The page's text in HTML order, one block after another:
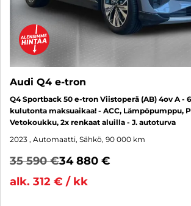
Audi Q4 e-tron
Q4 Sportback 50 e-tron Viistoperä (AB) 4ov A -
kulutonta maksuaikaa! - ACC, Lämpöpumppu,
Vetokoukku, 2x renkaat aluilla - J. autoturva
2023 , Automaatti, Sähkö, 90 000 km
35 590 €34 880 €
alk. 312 € / kk